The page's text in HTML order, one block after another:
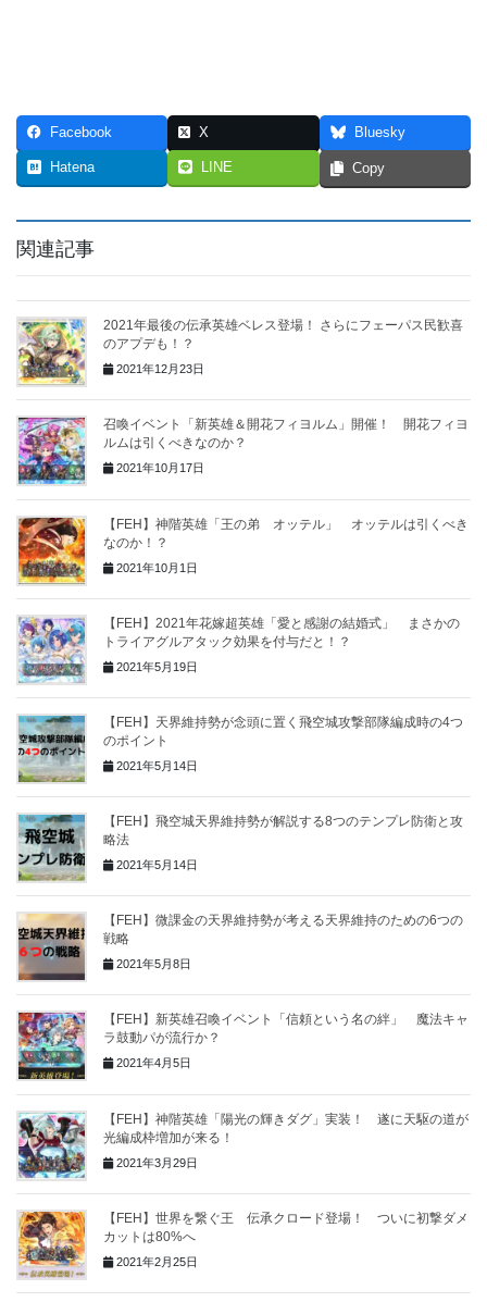
Facebook X Bluesky
Hatena LINE Copy
関連記事
2021年最後の伝承英雄ベレス登場！ さらにフェーパス民歓喜
のアプデも！？
2021年12月23日
召喚イベント「新英雄＆開花フィヨルム」開催！ 開花フィヨ
ルムは引くべきなのか？
2021年10月17日
【FEH】神階英雄「王の弟 オッテル」 オッテルは引くべき
なのか！？
2021年10月1日
【FEH】2021年花嫁超英雄「愛と感謝の結婚式」 まさかの
トライアグルアタック効果を付与だと！？
2021年5月19日
【FEH】天界維持勢が念頭に置く飛空城攻撃部隊編成時の4つ
のポイント
2021年5月14日
【FEH】飛空城天界維持勢が解説する8つのテンプレ防衛と攻
略法
2021年5月14日
【FEH】微課金の天界維持勢が考える天界維持のための6つの
戦略
2021年5月8日
【FEH】新英雄召喚イベント「信頼という名の絆」 魔法キャ
ラ鼓動パが流行か？
2021年4月5日
【FEH】神階英雄「陽光の輝きダグ」実装！ 遂に天駆の道が
光編成枠増加が来る！
2021年3月29日
【FEH】世界を繋ぐ王 伝承クロード登場！ ついに初撃ダメ
カットは80%へ
2021年2月25日